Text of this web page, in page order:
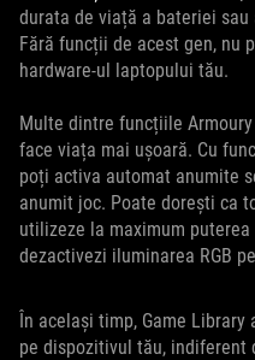
durata de viață a bateriei
Fără funcții de acest gen, nu
hardware-ul laptopului tău.
Multe dintre funcțiile
face viața mai ușoară. Cu
poți activa automat anumite
anumit joc. Poate dorești ca
utilizeze la maximum
dezactivezi iluminarea RGB
În același timp, Game
pe dispozitivul tău, indiferent